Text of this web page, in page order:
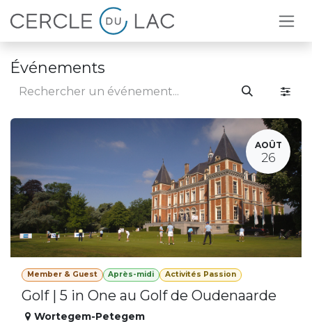
Se rendre au contenu
Événements
AOÛT
26
Member & Guest Après-midi Activités Passion
Golf | 5 in One au Golf de Oudenaarde
Wortegem-Petegem